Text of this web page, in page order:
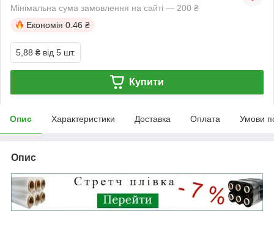
Мінімальна сума замовлення на сайті — 200 ₴
Економія 0.46 ₴
5,88 ₴ від 5 шт.
Купити
Опис Характеристики Доставка Оплата Умови
Опис